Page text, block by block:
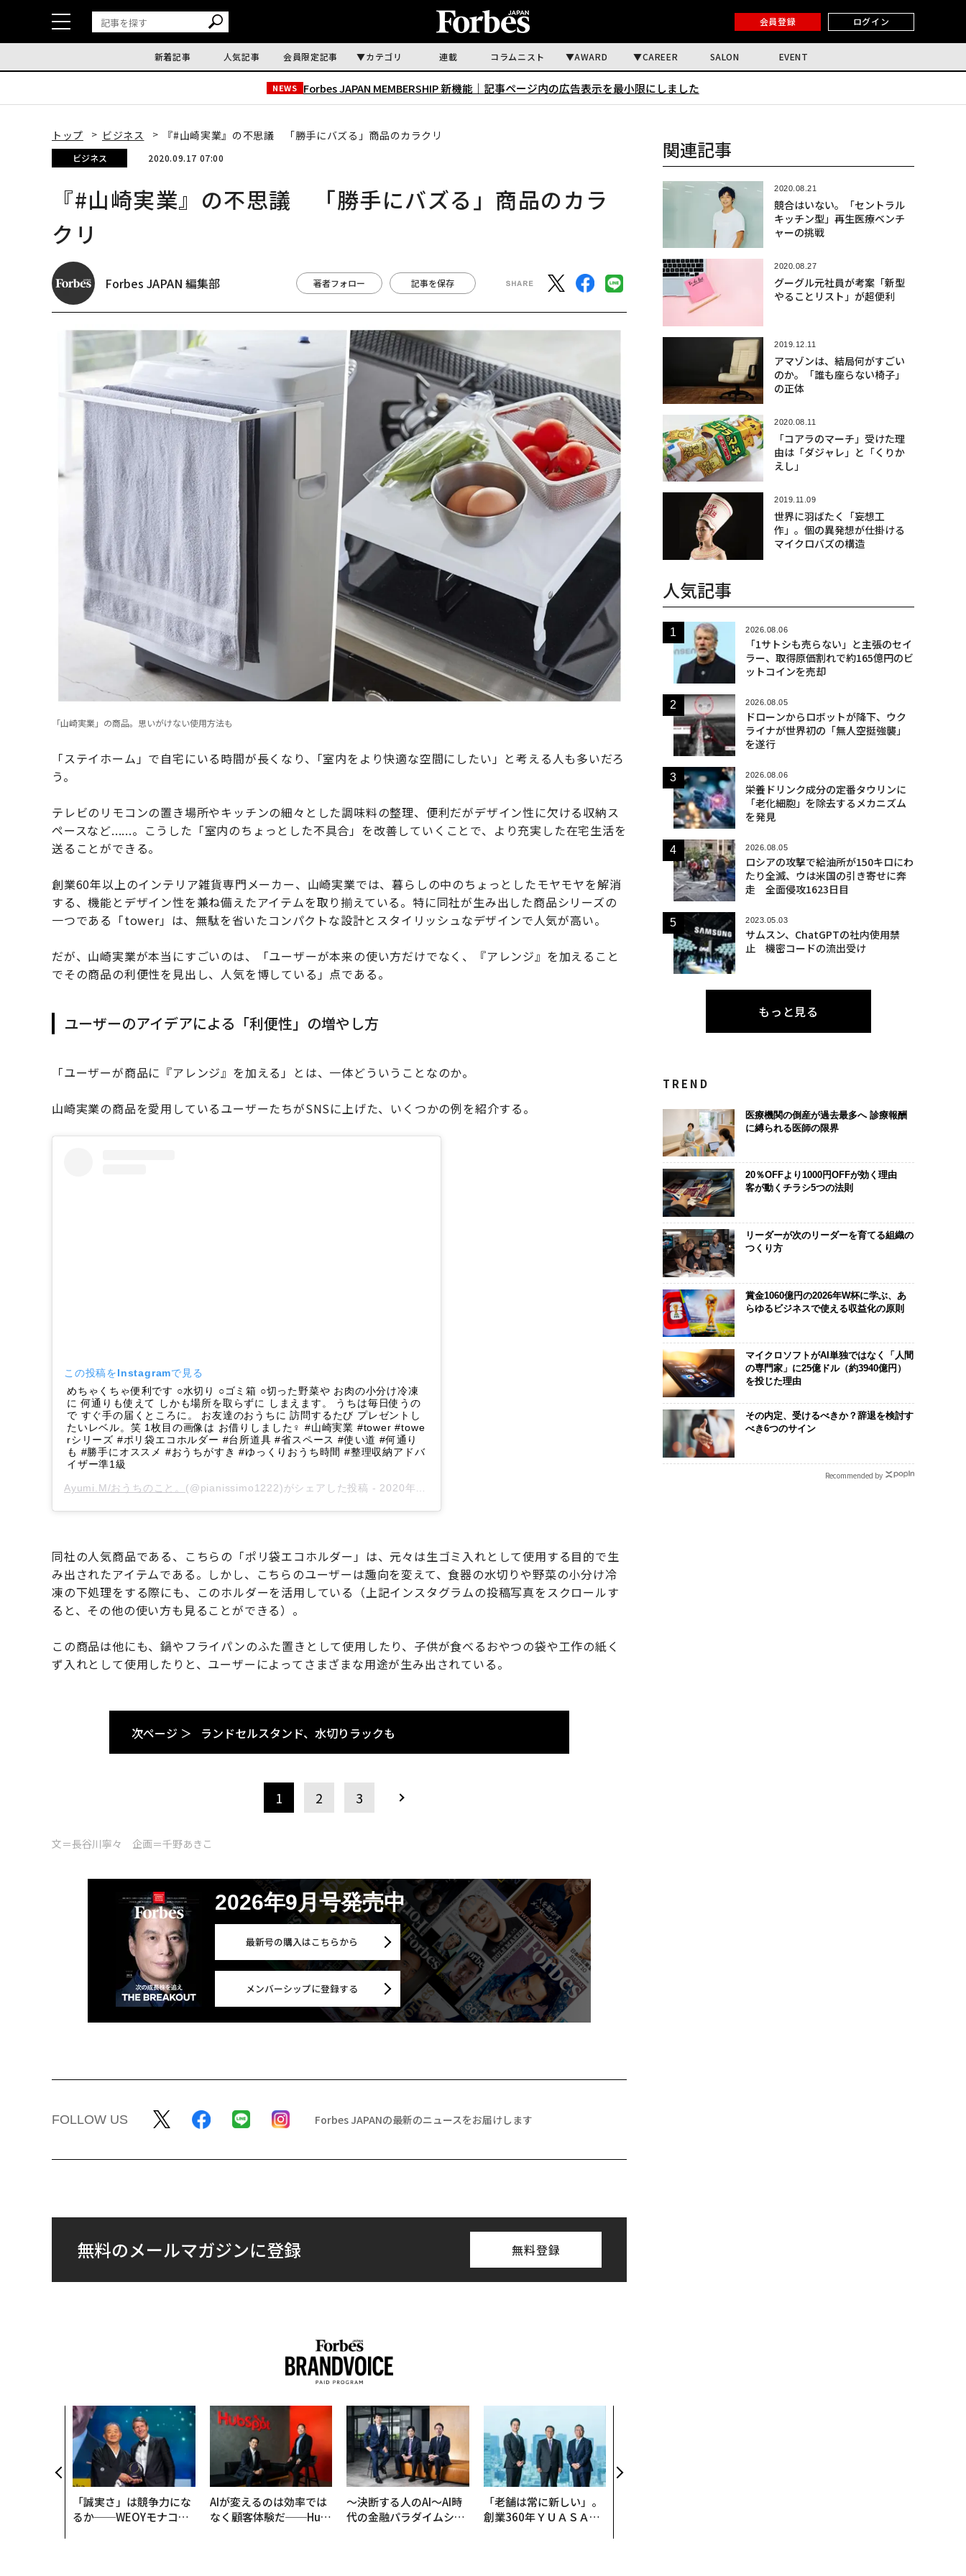
会員登録 ログイン
新着記事 人気記事 会員限定記事 カテゴリ 連載 コラムニスト AWARD CAREER SALON EVENT
NEWS Forbes JAPAN MEMBERSHIP 新機能｜ 記事ページ内の広告表示を最小限にしました
トップ ビジネス 『#山崎実業』の不思議 「勝手にバズる」商品のカラクリ
ビジネス 2020.09.17 07:00
『#山崎実業』の不思議 「勝手にバズる」商品のカラ
クリ
Forbes JAPAN 編集部 著者フォロー 記事を保存
「山崎実業」の商品。思いがけない使用方法も
「ステイホーム」で自宅にいる時間が長くなり、｢室内をより快適な空間にしたい」と考える人も多いだろ
う。
テレビのリモコンの置き場所やキッチンの細々とした調味料の整理、便利だがデザイン性に欠ける収納ス
ペースなど......。こうした「室内のちょっとした不具合」を改善していくことで、より充実した在宅生活を
送ることができる。
創業60年以上のインテリア雑貨専門メーカー、山崎実業では、暮らしの中のちょっとしたモヤモヤを解消
する、機能とデザイン性を兼ね備えたアイテムを取り揃えている。特に同社が生み出した商品シリーズの
一つである「tower」は、無駄を省いたコンパクトな設計とスタイリッシュなデザインで人気が高い。
だが、山崎実業が本当にすごいのは、「ユーザーが本来の使い方だけでなく、『アレンジ』を加えること
でその商品の利便性を見出し、人気を博している」点である。
ユーザーのアイデアによる「利便性」の増やし方
「ユーザーが商品に『アレンジ』を加える」とは、一体どういうことなのか。
山崎実業の商品を愛用しているユーザーたちがSNSに上げた、いくつかの例を紹介する。
この投稿をInstagramで見る
めちゃくちゃ便利です ○水切り ○ゴミ箱 ○切った野菜や お肉の小分け冷凍
に 何通りも使えて しかも場所を取らずに しまえます。 うちは毎日使うの
で すぐ手の届くところに。 お友達のおうちに 訪問するたび プレゼントし
たいレベル。笑 1枚目の画像は お借りしました‍♀️ #山崎実業 #tower #towe
rシリーズ #ポリ袋エコホルダー #台所道具 #省スペース #使い道 #何通り
も #勝手にオススメ #おうちがすき #ゆっくりおうち時間 #整理収納アドバ
イザー準1級
Ayumi.M/おうちのこと。 (@pianissimo1222)がシェアした投稿 - 2020年 9月月1日午前12時02分PDT
同社の人気商品である、こちらの「ポリ袋エコホルダー」は、元々は生ゴミ入れとして使用する目的で生
み出されたアイテムである。しかし、こちらのユーザーは趣向を変えて、食器の水切りや野菜の小分け冷
凍の下処理をする際にも、このホルダーを活用している（上記インスタグラムの投稿写真をスクロールす
ると、その他の使い方も見ることができる）。
この商品は他にも、鍋やフライパンのふた置きとして使用したり、子供が食べるおやつの袋や工作の紙く
ず入れとして使用したりと、ユーザーによってさまざまな用途が生み出されている。
次ページ ＞ ランドセルスタンド、水切りラックも
1 2 3
文＝長谷川寧々 企画＝千野あきこ
2026年9月号発売中
最新号の購入はこちらから
メンバーシップに登録する
FOLLOW US Forbes JAPANの最新のニュースをお届けします
無料のメールマガジンに登録 無料登録
「誠実さ」は競争力にな
るか──WEOYモナコで
AIが変えるのは効率では
なく顧客体験だ──Hub
〜決断する人のAI〜AI時
代の金融パラダイムシフ
「老舗は常に新しい」。
創業360年ＹＵＡＳＡと
を徹底する理由
関連記事
2020.08.21
競合はいない。「セントラル
キッチン型」再生医療ベンチ
ャーの挑戦
2020.08.27
グーグル元社員が考案「新型
やることリスト」が超便利
2019.12.11
アマゾンは、結局何がすごい
のか。「誰も座らない椅子」
の正体
2020.08.11
「コアラのマーチ」受けた理
由は「ダジャレ」と「くりか
えし」
2019.11.09
世界に羽ばたく「妄想工
作」。個の異発想が仕掛ける
マイクロバズの構造
人気記事
2026.08.06
「1サトシも売らない」と主張のセイ
ラー、取得原価割れで約165億円のビ
ットコインを売却
2026.08.05
ドローンからロボットが降下、ウク
ライナが世界初の「無人空挺強襲」
を遂行
2026.08.06
栄養ドリンク成分の定番タウリンに
「老化細胞」を除去するメカニズム
を発見
2026.08.05
ロシアの攻撃で給油所が150キロにわ
たり全滅、ウは米国の引き寄せに奔
走 全面侵攻1623日目
2023.05.03
サムスン、ChatGPTの社内使用禁
止 機密コードの流出受け
もっと見る
TREND
医療機関の倒産が過去最多へ 診療報酬
に縛られる医師の限界
20％OFFより1000円OFFが効く理由
客が動くチラシ5つの法則
リーダーが次のリーダーを育てる組織の
つくり方
賞金1060億円の2026年W杯に学ぶ、あ
らゆるビジネスで使える収益化の原則
マイクロソフトがAI単独ではなく「人間
の専門家」に25億ドル（約3940億円）
を投じた理由
その内定、受けるべきか？辞退を検討す
べき6つのサイン
Recommended by